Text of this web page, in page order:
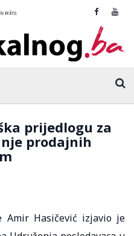
prijedlogu za
prodajnih
Amir Hasičević izjavio je